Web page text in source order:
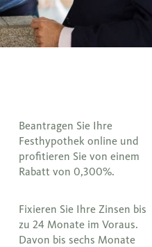
Beantragen Sie Ihre
Festhypothek online und
profitieren Sie von einem
Rabatt von 0,300%.
Fixieren Sie Ihre Zinsen bis
zu 24 Monate im Voraus.
Davon bis sechs Monate